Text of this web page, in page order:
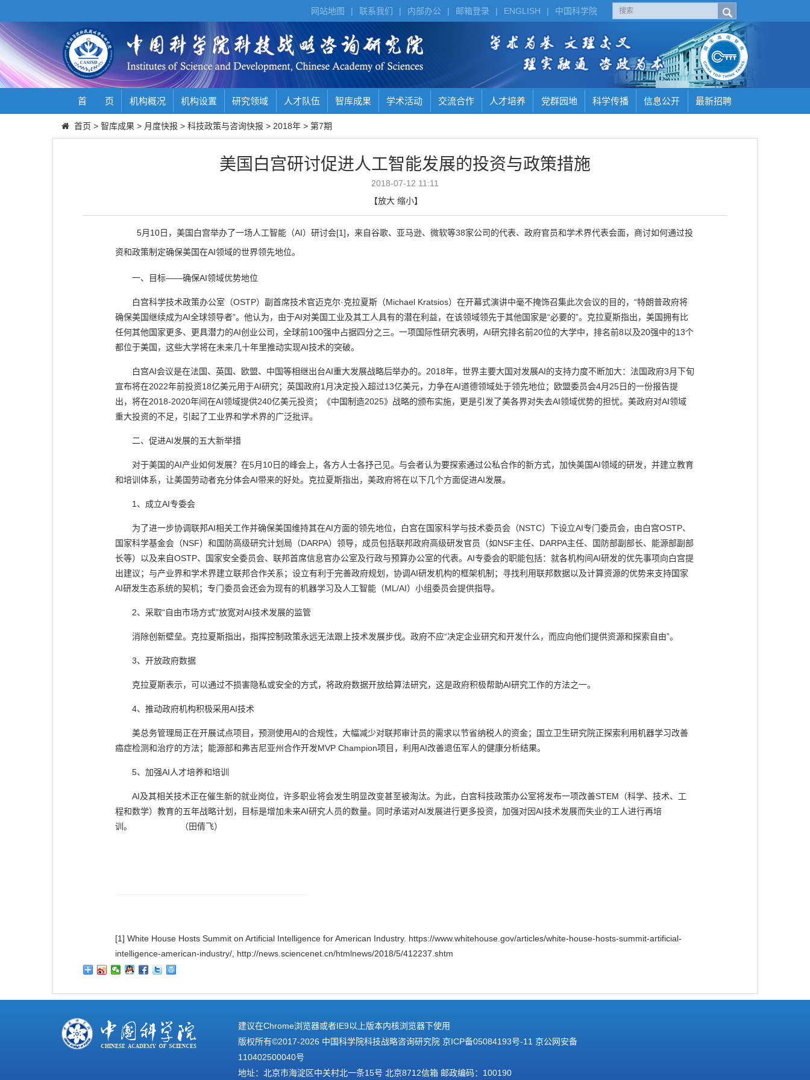
中国科学院
|
ENGLISH
|
邮箱登录
|
内部办公
|
联系我们
|
网站地图
首 页 机构概况 机构设置 研究领域 人才队伍 智库成果 学术活动 交流合作 人才培养 党群园地 科学传播 信息公开 最新招聘
首页 > 智库成果 > 月度快报 > 科技政策与咨询快报 > 2018年 > 第7期
美国白宫研讨促进人工智能发展的投资与政策措施
2018-07-12 11:11
【放大 缩小】
5月 10日，美国白宫举办了一场人工智能（AI）研讨会[1]，来自谷歌、亚马逊、微软等38家公司的代表、政府官员和学术界代表会面，商讨如何通过投
资和政策制定确保美国在AI领域的世界领先地位。
一、目标——确保AI领域优势地位
白宫科学技术政策办公室（OSTP）副首席技术官迈克尔·克拉夏斯（Michael Kratsios）在开幕式演讲中毫不掩饰召集此次会议的目的，“特朗普政府将
确保美国继续成为AI全球领导者”。他认为，由于AI对美国工业及其工人具有的潜在利益，在该领域领先于其他国家是“必要的”。克拉夏斯指出，美国拥有比
任何其他国家更多、更具潜力的AI创业公司，全球前100强中占据四分之三。一项国际性研究表明，AI研究排名前20位的大学中，排名前8以及20强中的13个
都位于美国，这些大学将在未来几十年里推动实现AI技术的突破。
白宫AI会议是在法国、英国、欧盟、中国等相继出台AI重大发展战略后举办的。 2018年，世界主要大国对发展AI的支持力度不断加大：法国政府3月下旬
宣布将在2022年前投资18亿美元用于AI研究；英国政府1 月决定投入超过13亿美元，力争在AI道德领域处于领先地位；欧盟委员会4月 25日的一份报告提
出，将在2018-2020年间在AI领域提供240亿美元投资；《中国制造2025》战略的颁布实施，更是引发了美各界对失去AI领域优势的担忧。美政府对AI领域
重大投资的不足，引起了工业界和学术界的广泛批评。
二、促进AI发展的五大新举措
对于美国的AI产业如何发展？在5月 10日的峰会上，各方人士各抒己见。与会者认为要探索通过公私合作的新方式，加快美国AI领域的研发，并建立教育
和培训体系，让美国劳动者充分体会AI带来的好处。克拉夏斯指出，美政府将在以下几个方面促进AI发展。
1 、成立AI专委会
为了进一步协调联邦AI相关工作并确保美国维持其在AI方面的领先地位，白宫在国家科学与技术委员会（NSTC）下设立AI专门委员会，由白宫OSTP、
国家科学基金会（NSF）和国防高级研究计划局（DARPA）领导，成员包括联邦政府高级研发官员（如NSF主任、 DARPA主任、国防部副部长、能源部副部
长等）以及来自OSTP、国家安全委员会、联邦首席信息官办公室及行政与预算办公室的代表。AI专委会的职能包括：就各机构间AI研发的优先事项向白宫提
出建议；与产业界和学术界建立联邦合作关系；设立有利于完善政府规划，协调AI研发机构的框架机制；寻找利用联邦数据以及计算资源的优势来支持国家
AI研发生态系统的契机；专门委员会还会为现有的机器学习及人工智能（ML/AI）小组委员会提供指导。
2、采取“自由市场方式”放宽对AI技术发展的监管
消除创新壁垒。克拉夏斯指出，指挥控制政策永远无法跟上技术发展步伐。政府不应“决定企业研究和开发什么，而应向他们提供资源和探索自由”。
3、开放政府数据
克拉夏斯表示，可以通过不损害隐私或安全的方式，将政府数据开放给算法研究，这是政府积极帮助AI研究工作的方法之一。
4、推动政府机构积极采用AI技术
美总务管理局正在开展试点项目，预测使用AI的合规性，大幅减少对联邦审计员的需求以节省纳税人的资金；国立卫生研究院正探索利用机器学习改善
癌症检测和治疗的方法；能源部和弗吉尼亚州合作开发MVP Champion项目，利用AI改善退伍军人的健康分析结果。
5、加强AI人才培养和培训
AI及其相关技术正在催生新的就业岗位，许多职业将会发生明显改变甚至被淘汰。为此，白宫科技政策办公室将发布一项改善STEM （科学、技术、工
程和数学）教育的五年战略计划，目标是增加未来AI研究人员的数量。同时承诺对AI发展进行更多投资，加强对因AI技术发展而失业的工人进行再培
训。
（田倩飞）
[1] White House Hosts Summit on Artificial Intelligence for American Industry. https://www.whitehouse.gov/articles/white-house-hosts-summit-artificial-
intelligence-american-industry/, http://news.sciencenet.cn/htmlnews/2018/5/412237.shtm
建议在Chrome浏览器或者IE9以上版本内核浏览器下使用
版权所有©2017-2026 中国科学院科技战略咨询研究院 京ICP备05084193号-11 京公网安备
110402500040号
地址：北京市海淀区中关村北一条15号 北京8712信箱 邮政编码：100190